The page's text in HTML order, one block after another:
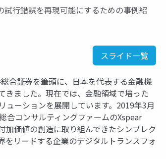
行錯誤を再現可能にするための事例紹
スライド一覧
合証券を筆頭に、日本を代表する金融機
きました。現在では、金融領域で培った
ューションを展開しています。2019年3月
合コンサルティングファームのXspear
価値の創造に取り組んできたシンプレク
をリードする企業のデジタルトランスフォ